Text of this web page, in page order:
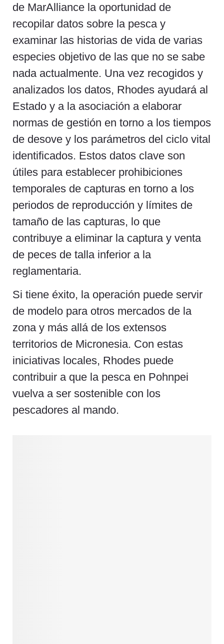
de MarAlliance la oportunidad de
recopilar datos sobre la pesca y
examinar las historias de vida de varias
especies objetivo de las que no se sabe
nada actualmente. Una vez recogidos y
analizados los datos, Rhodes ayudará al
Estado y a la asociación a elaborar
normas de gestión en torno a los tiempos
de desove y los parámetros del ciclo vital
identificados. Estos datos clave son
útiles para establecer prohibiciones
temporales de capturas en torno a los
periodos de reproducción y límites de
tamaño de las capturas, lo que
contribuye a eliminar la captura y venta
de peces de talla inferior a la
reglamentaria.
Si tiene éxito, la operación puede servir
de modelo para otros mercados de la
zona y más allá de los extensos
territorios de Micronesia. Con estas
iniciativas locales, Rhodes puede
contribuir a que la pesca en Pohnpei
vuelva a ser sostenible con los
pescadores al mando.